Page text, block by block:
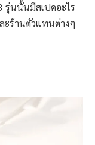
รุ่นนั้นมีสเปคอะไร
ะร้านตัวแทนต่างๆ